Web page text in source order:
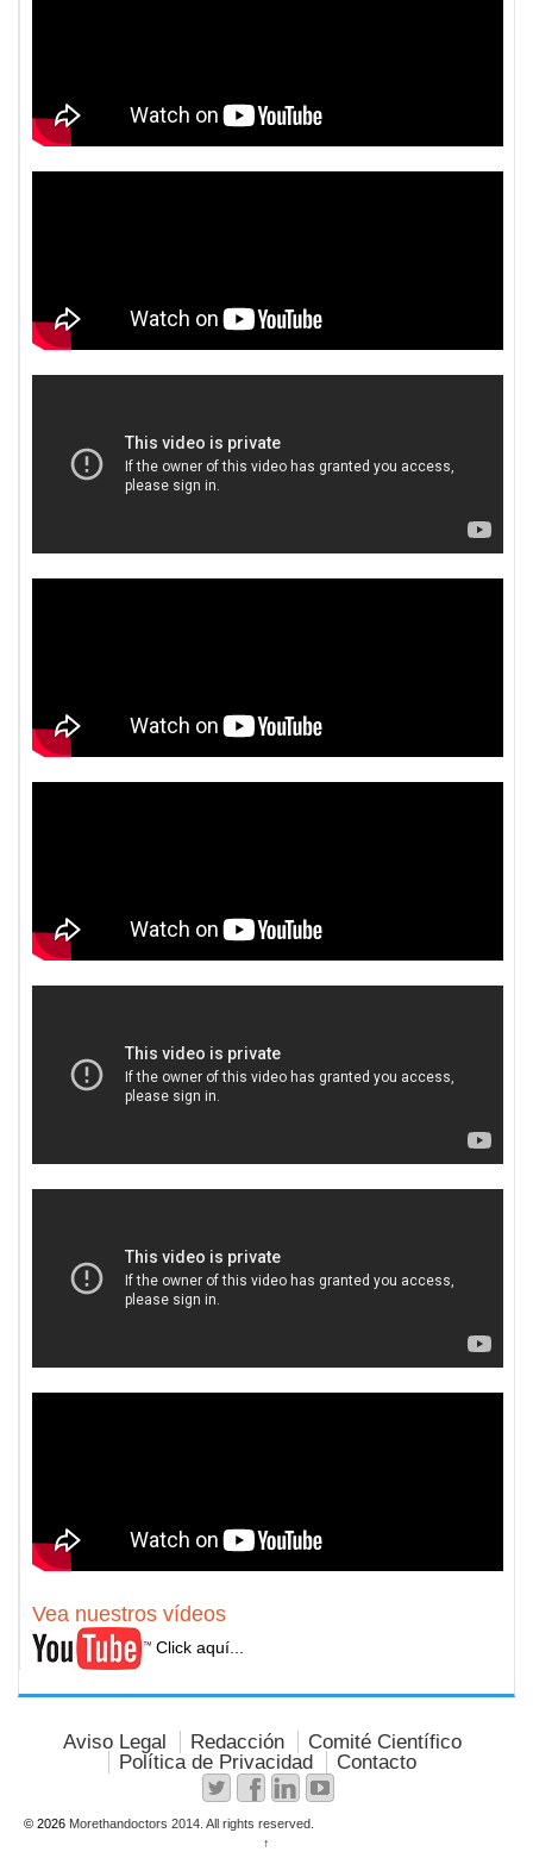
Vea nuestros vídeos
Click aquí...
Aviso Legal Redacción
Comité Científico
Política de Privacidad
Contacto
© 2026 Morethandoctors 2014. All rights reserved.
↑